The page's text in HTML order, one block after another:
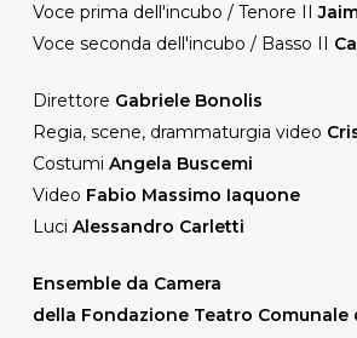
Voce prima dell'incubo / Tenore II
Voce seconda dell'incubo / Basso II
Direttore Gabriele Bonolis
Regia, scene, drammaturgia video
Costumi Angela Buscemi
Video Fabio Massimo Iaquone
Luci Alessandro Carletti
Ensemble da Camera
della Fondazione Teatro Comunale